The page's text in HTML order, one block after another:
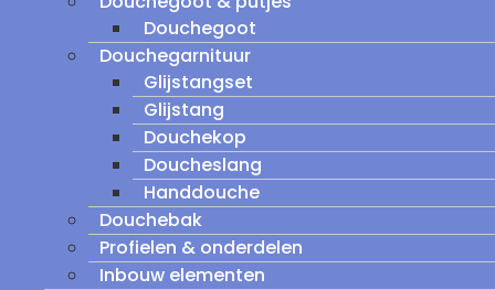
Douchegoot
Douchegarnituur
Glijstangset
Glijstang
Douchekop
Doucheslang
Handdouche
Douchebak
Profielen & onderdelen
Inbouw elementen